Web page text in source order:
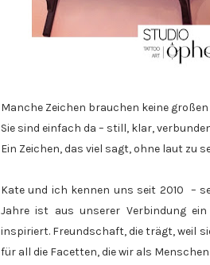
Manche Zeichen brauchen keine großen
Sie sind einfach da – still, klar,
Ein Zeichen, das viel sagt, ohne laut zu
Kate und ich kennen uns seit 2010 –
Jahre ist aus unserer Verbindung
inspiriert. Freundschaft, die trägt, weil
für all die Facetten, die wir als